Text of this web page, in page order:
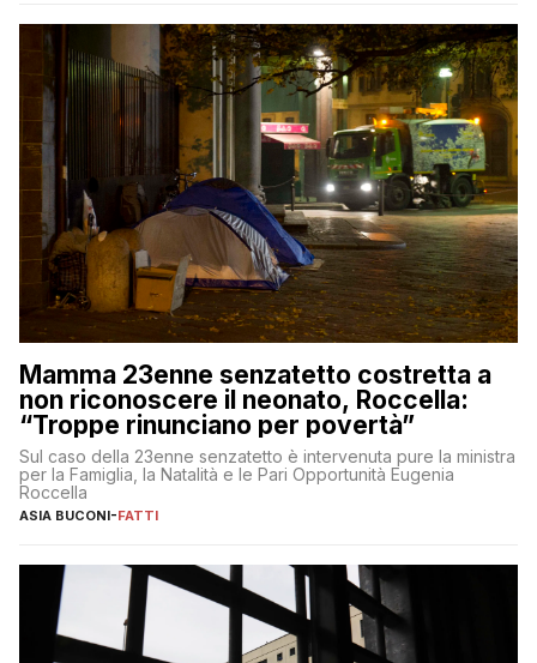
Mamma 23enne senzatetto costretta a
non riconoscere il neonato, Roccella:
“Troppe rinunciano per povertà”
Sul caso della 23enne senzatetto è intervenuta pure la ministra
per la Famiglia, la Natalità e le Pari Opportunità Eugenia
Roccella
ASIA BUCONI-FATTI